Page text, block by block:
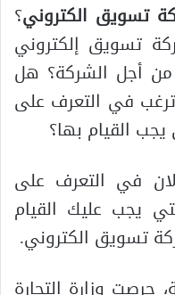
تسويق الكتروني؟
تسويق إلكتروني
من أجل الشركة؟ هل
في التعرف على
القيام بها؟
في التعرف على
يجب عليك القيام
تسويق الكتروني.
حرصت وزارة التجارة